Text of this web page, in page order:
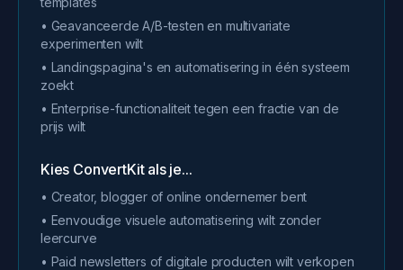
• Geavanceerde A/B-testen en multivariate
experimenten wilt
• Landingspagina's en automatisering in één systeem
zoekt
• Enterprise-functionaliteit tegen een fractie van de
prijs wilt
Kies ConvertKit als je...
• Creator, blogger of online ondernemer bent
• Eenvoudige visuele automatisering wilt zonder
leercurve
• Paid newsletters of digitale producten wilt verkopen